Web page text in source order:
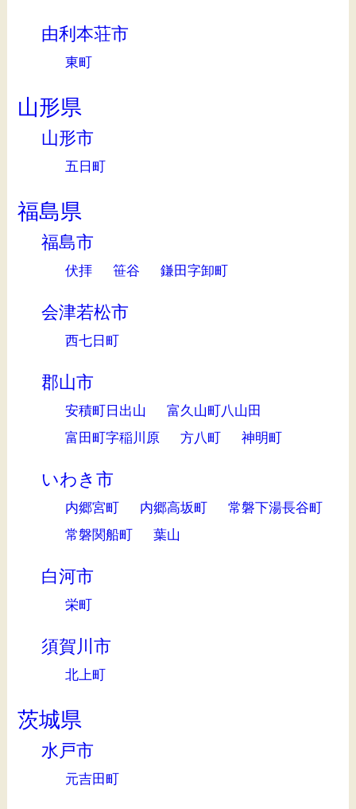
由利本荘市
東町
山形県
山形市
五日町
福島県
福島市
伏拝 笹谷 鎌田字卸町
会津若松市
西七日町
郡山市
安積町日出山
富久山町八山田
富田町字稲川原
方八町 神明町
いわき市
内郷宮町 内郷高坂町
常磐下湯長谷町
常磐関船町
葉山
白河市
栄町
須賀川市
北上町
茨城県
水戸市
元吉田町